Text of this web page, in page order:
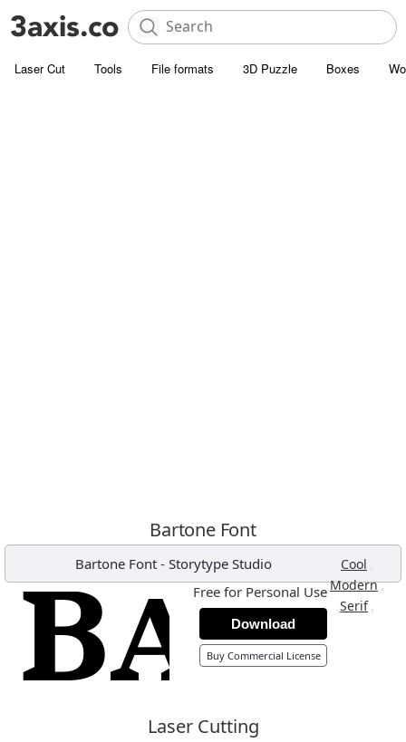
Laser Cut Tools File formats 3D Puzzle Boxes
Bartone Font
Bartone Font- Storytype Studio Cool ,
Modern,
Serif ,
Free for Personal Use
Download
Buy Commercial License
Laser Cutting